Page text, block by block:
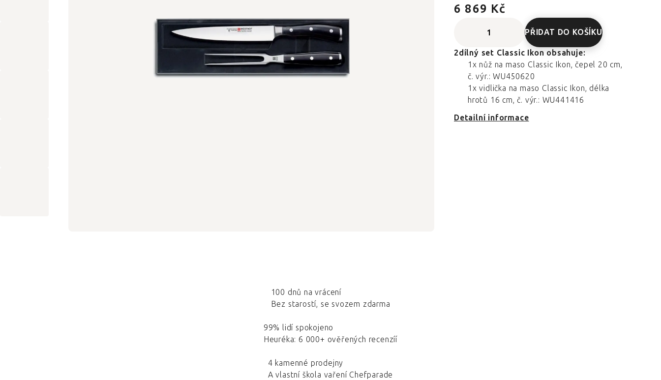
6 869 Kč
PŘIDAT DO KOŠÍKU
2dílný set Classic Ikon obsahuje:
1x nůž na maso Classic Ikon, čepel 20 cm,
č. výr.: WU450620
1x vidlička na maso Classic Ikon, délka
hrotů 16 cm, č. výr.: WU441416
Detailní informace
100 dnů na vrácení
Bez starostí, se svozem zdarma
99% lidí spokojeno
Heuréka: 6 000+ ověřených recenzíí
4 kamenné prodejny
A vlastní škola vaření Chefparade